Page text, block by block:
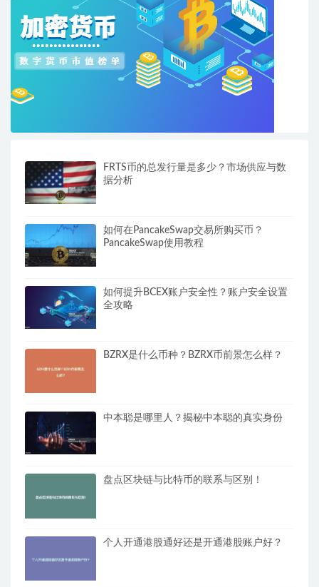
FRTS币的总发行量是多少？市场供应与数
据分析
如何在PancakeSwap交易所购买币？
PancakeSwap使用教程
如何提升BCEX账户安全性？账户安全设置
全攻略
BZRX是什么币种？BZRX币前景怎么样？
中本聪是哪里人？揭秘中本聪的真实身份
盘点区块链与比特币的联系与区别！
个人开通港股通好还是开通港股账户好？